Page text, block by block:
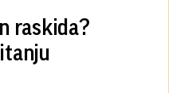
raskida?